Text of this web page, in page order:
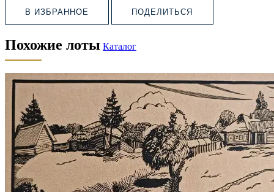
В ИЗБРАННОЕ ПОДЕЛИТЬСЯ
Похожие лоты Каталог